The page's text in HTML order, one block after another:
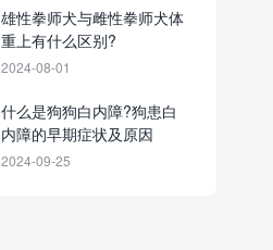
雄性拳师犬与雌性拳师犬体
重上有什么区别?
2024-08-01
什么是狗狗白内障?狗患白
内障的早期症状及原因
2024-09-25